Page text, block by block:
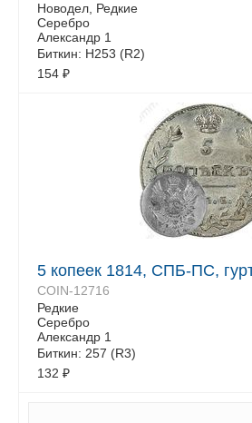
Новодел, Редкие
Серебро
Александр 1
Биткин: Н253 (R2)
154 ₽
5 копеек 1814, СПБ-ПС,
COIN-12716
Редкие
Серебро
Александр 1
Биткин: 257 (R3)
132 ₽